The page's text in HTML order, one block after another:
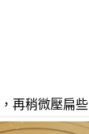
再稍微壓扁些